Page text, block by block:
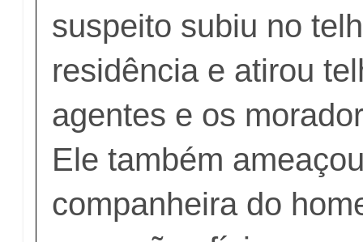
suspeito subiu no
residência e atirou
agentes e os
Ele também
companheira do